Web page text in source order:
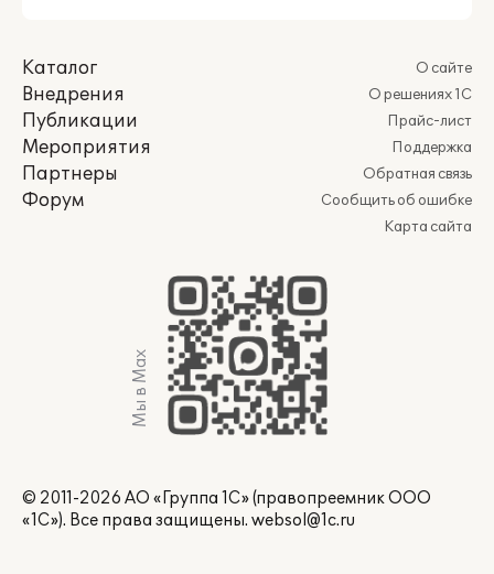
Каталог
Внедрения
Публикации
Мероприятия
Партнеры
Форум
О сайте
О решениях 1С
Прайс-лист
Поддержка
Обратная связь
Сообщить об ошибке
Карта сайта
Мы в Max
© 2011-2026 АО «Группа 1С» (правопреемник ООО
«1С»). Все права защищены. websol@1c.ru